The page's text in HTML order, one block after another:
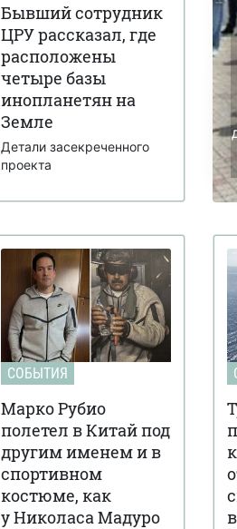
Бывший сотрудник
ЦРУ рассказал, где
расположены
четыре базы
инопланетян на
Земле
Детали засекреченного
проекта
СОБЫТИЯ
Марко Рубио
полетел в Китай под
другим именем и в
спортивном
костюме, как
у Николаса Мадуро